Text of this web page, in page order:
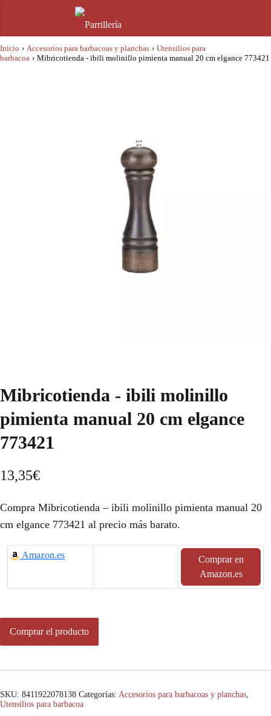
Inicio › Accesorios para barbacoas y planchas › Utensilios para
barbacoa › Mibricotienda - ibili molinillo pimienta manual 20 cm elgance 773421
Mibricotienda - ibili molinillo
pimienta manual 20 cm elgance
773421
13,35€
Compra Mibricotienda – ibili molinillo pimienta manual 20
cm elgance 773421 al precio más barato.
Amazon.es
Comprar en
Amazon.es
Comprar el producto
SKU: 8411922078138 Categorías: Accesorios para barbacoas y planchas,
Utensilios para barbacoa